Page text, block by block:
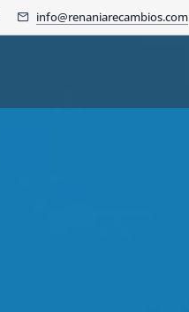
info@renaniarecambios.com